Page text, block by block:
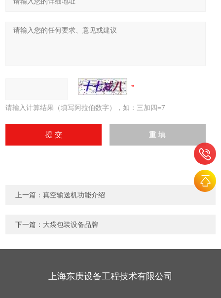
请输入计算结果（填写阿拉伯数字），如：三加四=7
上一篇：真空输送机功能介绍
下一篇： 大袋包装设备品牌
上海东庚设备工程技术有限公司